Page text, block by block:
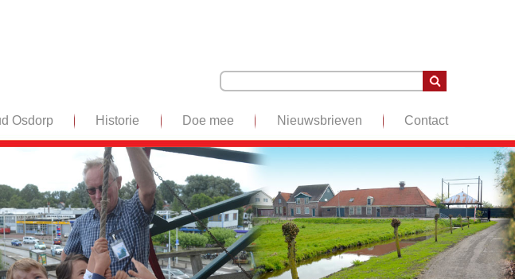
Osdorp Historie Doe mee Nieuwsbrieven Contact